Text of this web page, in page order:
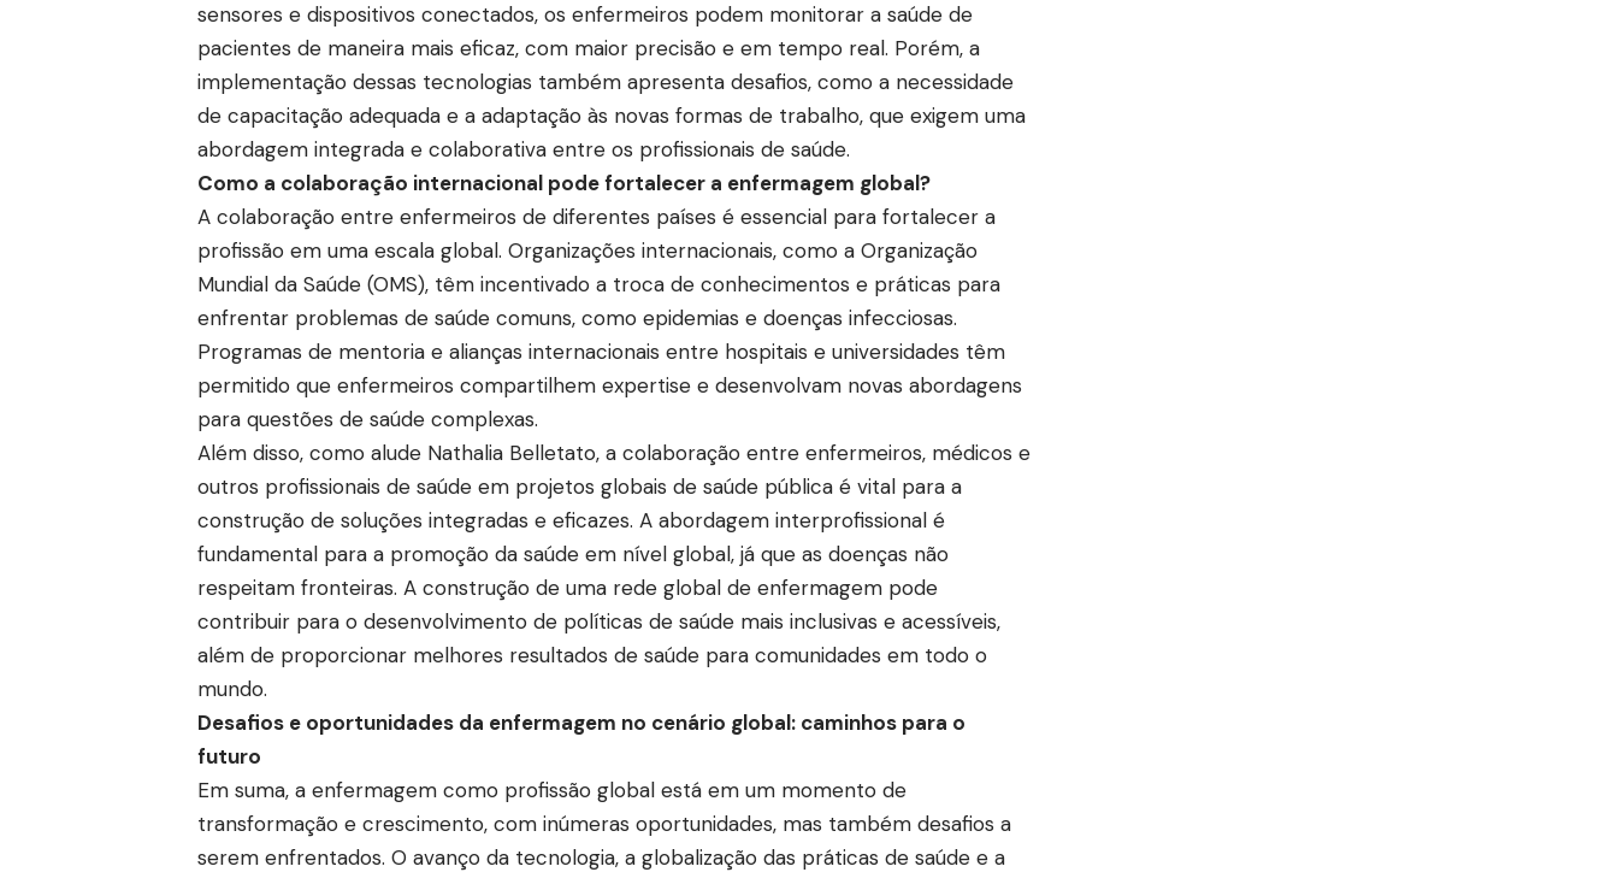
sensores e dispositivos conectados, os enfermeiros podem monitorar a saúde de
pacientes de maneira mais eficaz, com maior precisão e em tempo real. Porém, a
implementação dessas tecnologias também apresenta desafios, como a necessidade
de capacitação adequada e a adaptação às novas formas de trabalho, que exigem uma
abordagem integrada e colaborativa entre os profissionais de saúde.
Como a colaboração internacional pode fortalecer a enfermagem global?
A colaboração entre enfermeiros de diferentes países é essencial para fortalecer a
profissão em uma escala global. Organizações internacionais, como a Organização
Mundial da Saúde (OMS), têm incentivado a troca de conhecimentos e práticas para
enfrentar problemas de saúde comuns, como epidemias e doenças infecciosas.
Programas de mentoria e alianças internacionais entre hospitais e universidades têm
permitido que enfermeiros compartilhem expertise e desenvolvam novas abordagens
para questões de saúde complexas.
Além disso, como alude Nathalia Belletato, a colaboração entre enfermeiros, médicos e
outros profissionais de saúde em projetos globais de saúde pública é vital para a
construção de soluções integradas e eficazes. A abordagem interprofissional é
fundamental para a promoção da saúde em nível global, já que as doenças não
respeitam fronteiras. A construção de uma rede global de enfermagem pode
contribuir para o desenvolvimento de políticas de saúde mais inclusivas e acessíveis,
além de proporcionar melhores resultados de saúde para comunidades em todo o
mundo.
Desafios e oportunidades da enfermagem no cenário global: caminhos para o
futuro
Em suma, a enfermagem como profissão global está em um momento de
transformação e crescimento, com inúmeras oportunidades, mas também desafios a
serem enfrentados. O avanço da tecnologia, a globalização das práticas de saúde e a